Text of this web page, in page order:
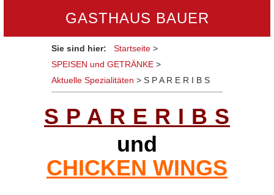
GASTHAUS BAUER
Sie sind hier: Startseite >
SPEISEN und GETRÄNKE >
Aktuelle Spezialitäten > S P A R E R I B S
S P A R E R I B S
und
CHICKEN WINGS